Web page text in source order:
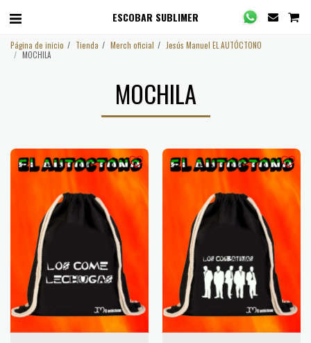
ESCOBAR SUBLIMER
Página de inicio Tienda Merch oficial
Jesús Manuel EL AUTÓCTONO
MOCHILA
MOCHILA